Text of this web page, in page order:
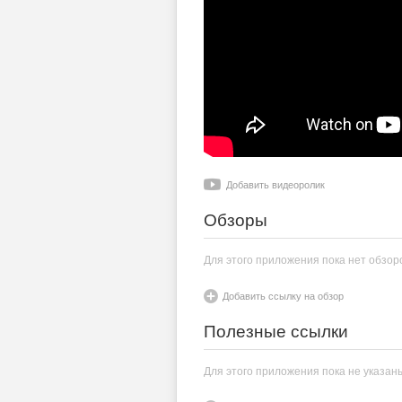
Добавить видеоролик
Обзоры
Для этого приложения пока нет
Добавить ссылку на обзор
Полезные ссылки
Для этого приложения пока не